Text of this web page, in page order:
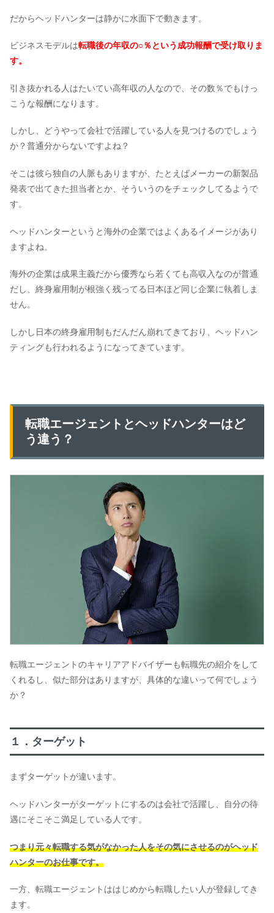
だからヘッドハンターは静かに水面下で動きます。
ビジネスモデルは転職後の年収の○％という成功報酬で受け取りま
す。
引き抜かれる人はたいてい高年収の人なので、その数％でもけっ
こうな報酬になります。
しかし、どうやって会社で活躍している人を見つけるのでしょう
か？普通分からないですよね？
そこは彼ら独自の人脈もありますが、たとえばメーカーの新製品
発表で出てきた担当者とか、そういうのをチェックしてるようで
す。
ヘッドハンターというと海外の企業ではよくあるイメージがあり
ますよね。
海外の企業は成果主義だから優秀なら若くても高収入なのが普通
だし、終身雇用制が根強く残ってる日本ほど同じ企業に執着しま
せん。
しかし日本の終身雇用制もだんだん崩れてきており、ヘッドハン
ティングも行われるようになってきています。
転職エージェントとヘッドハンターはど
う違う？
転職エージェントのキャリアアドバイザーも転職先の紹介をして
くれるし、似た部分はありますが、具体的な違いって何でしょう
か？
１．ターゲット
まずターゲットが違います。
ヘッドハンターがターゲットにするのは会社で活躍し、自分の待
遇にそこそこ満足している人です。
つまり元々転職する気がなかった人をその気にさせるのがヘッド
ハンターのお仕事です。
一方、転職エージェントははじめから転職したい人が登録してき
ます。